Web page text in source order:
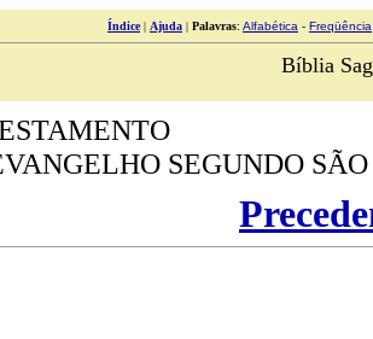
Índice| Ajuda | Palavras: Alfabética - Freqüência
Bíblia
SEGUNDO